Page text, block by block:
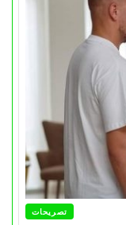
تصريحات